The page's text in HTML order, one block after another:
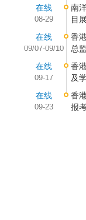
在线
08-29
南
目展
在线
09/07-09/10
香
总
在线
09-17
香
及
在线
09-23
香
报